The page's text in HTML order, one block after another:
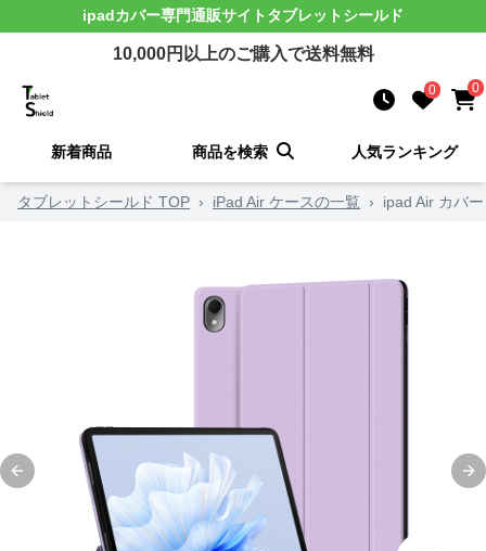
ipadカバー専門通販サイト タブレットシールド
10,000円以上のご購入で送料無料
0 0
新着商品 商品を検索 人気ランキング
タブレットシールド TOP › iPad Air ケースの一覧 › ipad Air カバ
Previous slide